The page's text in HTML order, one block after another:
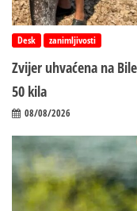
Desk zanimljivosti
Zvijer uhvaćena na
50 kila
08/08/2026